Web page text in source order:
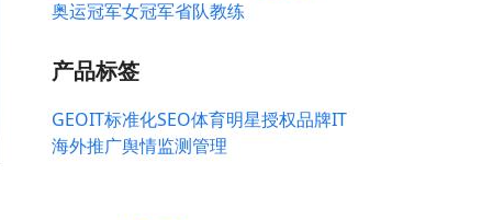
奥运冠军女冠军省队教练
产品标签
GEOIT标准化SEO体育明星授权品牌IT
海外推广舆情监测管理